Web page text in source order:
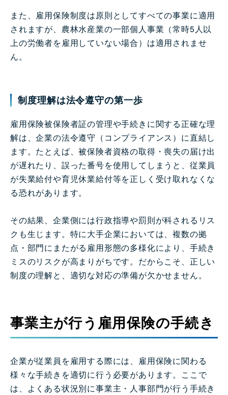
また、雇用保険制度は原則としてすべての事業に適用
されますが、農林水産業の一部個人事業（常時5人以
上の労働者を雇用していない場合）は適用されませ
ん。
制度理解は法令遵守の第一歩
雇用保険被保険者証の管理や手続きに関する正確な理
解は、企業の法令遵守（コンプライアンス）に直結し
ます。たとえば、被保険者資格の取得・喪失の届け出
が遅れたり、誤った番号を使用してしまうと、従業員
が失業給付や育児休業給付等を正しく受け取れなくな
る恐れがあります。
その結果、企業側には行政指導や罰則が科されるリス
クも生じます。特に大手企業においては、複数の拠
点・部門にまたがる雇用形態の多様化により、手続き
ミスのリスクが高まりがちです。だからこそ、正しい
制度の理解と、適切な対応の準備が欠かせません。
事業主が行う雇用保険の手続き
企業が従業員を雇用する際には、雇用保険に関わる
様々な手続きを適切に行う必要があります。ここで
は、よくある状況別に事業主・人事部門が行う手続き